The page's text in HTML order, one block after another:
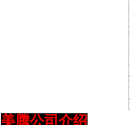
美腾公司介绍